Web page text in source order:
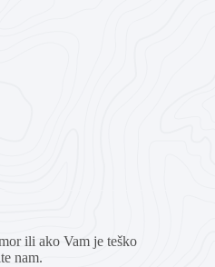
ili ako Vam je teško
nam.